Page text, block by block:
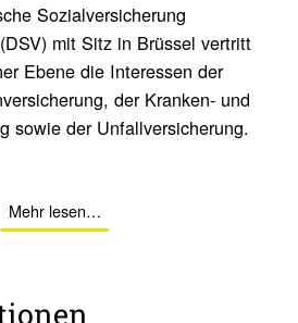
Sozialversicherung
mit Sitz in Brüssel vertritt
Ebene die Interessen der
der Kranken- und
sowie der Unfallversicherung.
Mehr lesen…